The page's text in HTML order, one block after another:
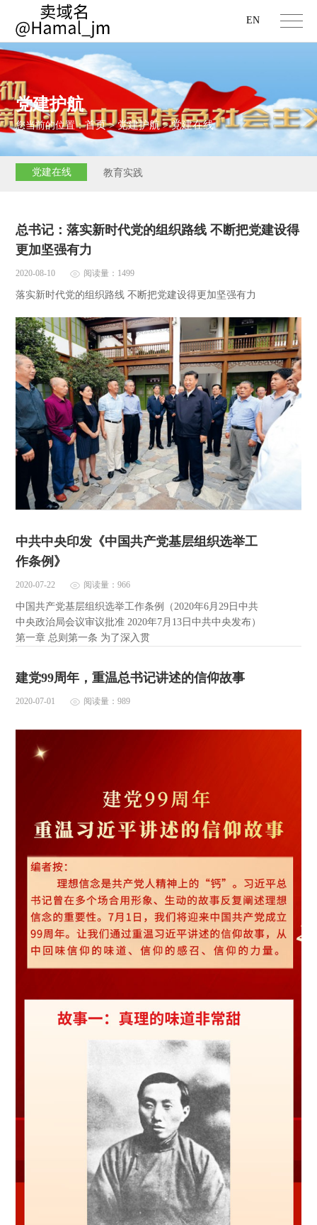
EN
党建护航
您当前的位置：首页>党建护航>党建在线
党建在线 教育实践
总书记：落实新时代党的组织路线 不断把党建设得
更加坚强有力
2020-08-10 阅读量：1499
落实新时代党的组织路线 不断把党建设得更加坚强有力
中共中央印发《中国共产党基层组织选举工
作条例》
2020-07-22 阅读量：966
中国共产党基层组织选举工作条例（2020年6月29日中共
中央政治局会议审议批准 2020年7月13日中共中央发布）
第一章 总则第一条 为了深入贯
建党99周年，重温总书记讲述的信仰故事
2020-07-01 阅读量：989